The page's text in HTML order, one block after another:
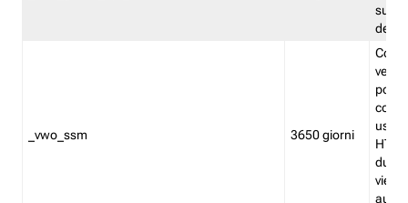
su
_vwo_ssm 3650 giorni
viene